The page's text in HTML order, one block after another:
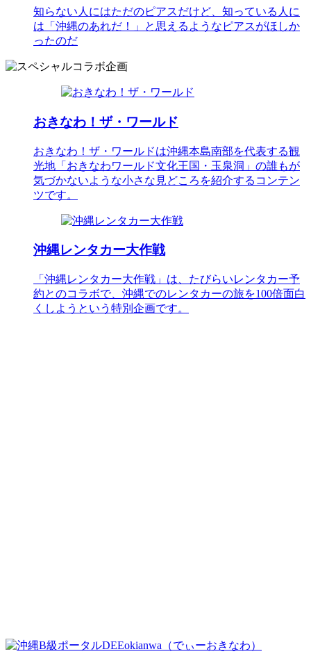
知らない人にはただのピアスだけど、知っている人に
は「沖縄のあれだ！」と思えるようなピアスがほしか
ったのだ
おきなわ！ザ・ワールド
おきなわ！ザ・ワールドは沖縄本島南部を代表する観
光地「おきなわワールド文化王国・玉泉洞」の誰もが
気づかないような小さな見どころを紹介するコンテン
ツです。
沖縄レンタカー大作戦
「沖縄レンタカー大作戦」は、たびらいレンタカー予
約とのコラボで、沖縄でのレンタカーの旅を100倍面白
くしようという特別企画です。